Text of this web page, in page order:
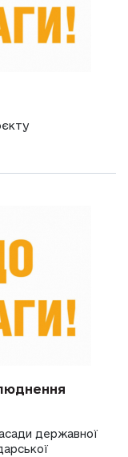
державної